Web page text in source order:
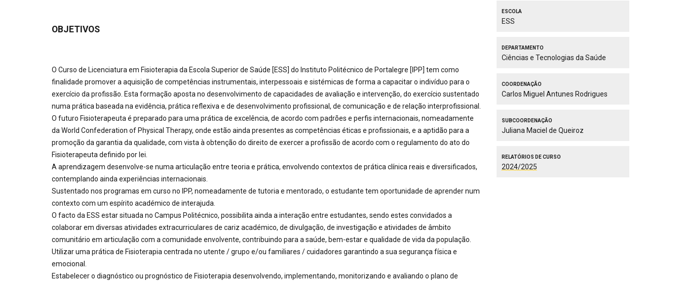
OBJETIVOS
O Curso de Licenciatura em Fisioterapia da Escola Superior de Saúde [ESS] do Instituto Politécnico de Portalegre [IPP] tem como
finalidade promover a aquisição de competências instrumentais, interpessoais e sistémicas de forma a capacitar o indivíduo para o
exercício da profissão. Esta formação aposta no desenvolvimento de capacidades de avaliação e intervenção, do exercício sustentado
numa prática baseada na evidência, prática reflexiva e de desenvolvimento profissional, de comunicação e de relação interprofissional.
O futuro Fisioterapeuta é preparado para uma prática de excelência, de acordo com padrões e perfis internacionais, nomeadamente
da World Confederation of Physical Therapy, onde estão ainda presentes as competências éticas e profissionais, e a aptidão para a
promoção da garantia da qualidade, com vista à obtenção do direito de exercer a profissão de acordo com o regulamento do ato do
Fisioterapeuta definido por lei.
A aprendizagem desenvolve-se numa articulação entre teoria e prática, envolvendo contextos de prática clínica reais e diversificados,
contemplando ainda experiências internacionais.
Sustentado nos programas em curso no IPP, nomeadamente de tutoria e mentorado, o estudante tem oportunidade de aprender num
contexto com um espírito académico de interajuda.
O facto da ESS estar situada no Campus Politécnico, possibilita ainda a interação entre estudantes, sendo estes convidados a
colaborar em diversas atividades extracurriculares de cariz académico, de divulgação, de investigação e atividades de âmbito
comunitário em articulação com a comunidade envolvente, contribuindo para a saúde, bem-estar e qualidade de vida da população.
Utilizar uma prática de Fisioterapia centrada no utente / grupo e/ou familiares / cuidadores garantindo a sua segurança física e
emocional.
Estabelecer o diagnóstico ou prognóstico de Fisioterapia desenvolvendo, implementando, monitorizando e avaliando o plano de
Escola
ESS
Departamento
Ciências e Tecnologias da Saúde
Coordenação
Carlos Miguel Antunes Rodrigues
Subcoordenação
Juliana Maciel de Queiroz
Relatórios de Curso
2024/2025